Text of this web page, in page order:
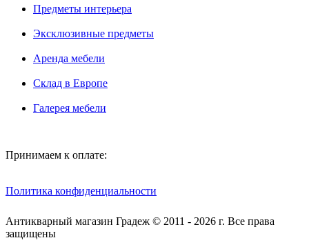
Предметы интерьера
Эксклюзивные предметы
Аренда мебели
Склад в Европе
Галерея мебели
Принимаем к оплате:
Политика конфиденциальности
Антикварный магазин Градеж © 2011 - 2026 г. Все права
защищены